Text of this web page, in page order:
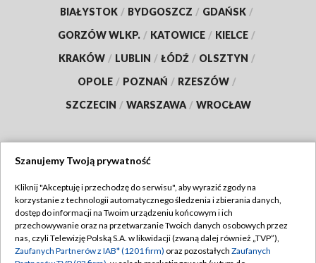
BIAŁYSTOK / BYDGOSZCZ / GDAŃSK /
GORZÓW WLKP. / KATOWICE / KIELCE /
KRAKÓW / LUBLIN / ŁÓDŹ / OLSZTYN /
OPOLE / POZNAŃ / RZESZÓW /
SZCZECIN / WARSZAWA / WROCŁAW
TVP
Abonament TVP
Emisja w TVP
Regulamin TVP
Polityka prywatności
Szanujemy Twoją prywatność
Kliknij "Akceptuję i przechodzę do serwisu", aby wyrazić zgody na
korzystanie z technologii automatycznego śledzenia i zbierania danych,
dostęp do informacji na Twoim urządzeniu końcowym i ich
przechowywanie oraz na przetwarzanie Twoich danych osobowych przez
nas, czyli Telewizję Polską S.A. w likwidacji (zwaną dalej również „TVP”),
Zaufanych Partnerów z IAB* (1201 firm) oraz pozostałych Zaufanych